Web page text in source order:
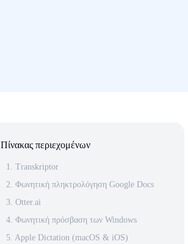
Πίνακας περιεχομένων
1. Transkriptor
2. Φωνητική πληκτρολόγηση Google Docs
3. Otter.ai
4. Φωνητική πρόσβαση των Windows
5. Apple Dictation (macOS & iOS)